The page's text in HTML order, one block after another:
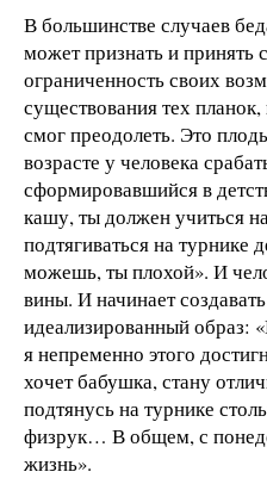
В большинстве случаев
может признать и принять
ограниченность своих
существования тех
смог преодолеть. Это
возрасте у человека
сформировавшийся в
кашу, ты должен учиться
подтягиваться на турнике
можешь, ты плохой». И
вины. И начинает
идеализированный образ:
я непременно этого
хочет бабушка, стану
подтянусь на турнике
физрук… В общем, с
жизнь».